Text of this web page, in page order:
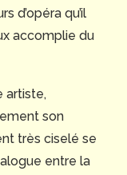
d’opéra qu’il
accomplie du
artiste,
son
très ciselé se
entre la